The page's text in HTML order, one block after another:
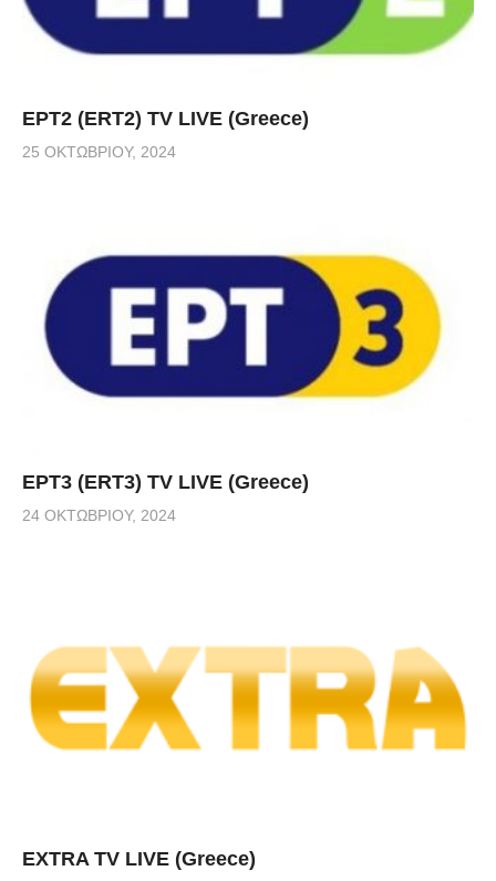
ΕΡΤ2 (ERT2) TV LIVE (Greece)
25 ΟΚΤΩΒΡΊΟΥ, 2024
ΕΡΤ3 (ERT3) TV LIVE (Greece)
24 ΟΚΤΩΒΡΊΟΥ, 2024
EXTRA TV LIVE (Greece)